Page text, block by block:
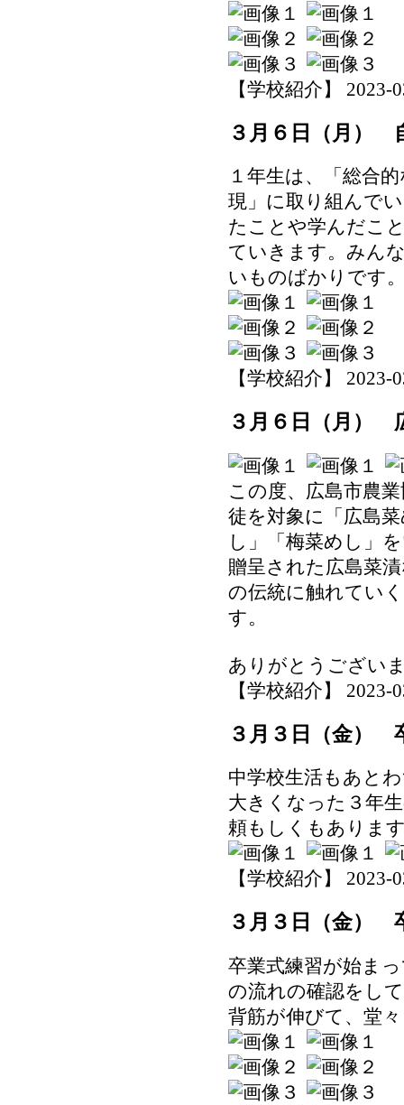
【学校紹介】 2023-
３月６日（月）
１年生は、「総合
現」に取り組んで
たことや学んだこ
ていきます。みん
いものばかりです
【学校紹介】 2023-
３月６日（月）
この度、広島市農
徒を対象に「広島
し」「梅菜めし」
贈呈された広島菜
の伝統に触れてい
す。
ありがとうござい
【学校紹介】 2023-
３月３日（金）
中学校生活もあと
大きくなった３年
頼もしくもありま
【学校紹介】 2023-
３月３日（金）
卒業式練習が始ま
の流れの確認をし
背筋が伸びて、堂